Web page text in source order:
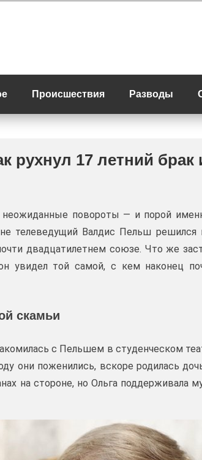
Происшествия Разводы
рухнул 17 летний брак
повороты — и порой
телеведущий Валдис Пельш решился
двадцатилетнем союзе. Что же
увидел той самой, с кем наконец
скамьи
с Пельшем в студенческом
они поженились, вскоре родилась
на стороне, но Ольга поддерживала